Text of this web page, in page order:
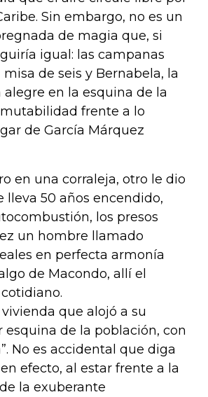
Sin embargo, no es un
de magia que, si
igual: las campanas
de seis y Bernabela, la
en la esquina de la
frente a lo
de García Márquez
en una corraleja, otro le dio
lleva 50 años encendido,
los presos
un hombre llamado
en perfecta armonía
de Macondo, allí el
que alojó a su
de la población, con
No es accidental que diga
efecto, al estar frente a la
la exuberante